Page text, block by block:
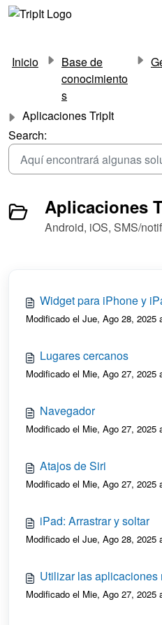
Saltar al contenido principal
Inicio
Base de
conocimiento
s
Aplicaciones TripIt
Search:
Aplicaciones
Android, iOS, SMS/
Widget para iPhone y
Modificado el Jue, Ago 28, 2025
Lugares cercanos
Modificado el Mie, Ago 27, 2025
Navegador
Modificado el Mie, Ago 27, 2025
Atajos de Siri
Modificado el Mie, Ago 27, 2025
iPad: Arrastrar y soltar
Modificado el Jue, Ago 28, 2025
Utilizar las
Modificado el Mie, Ago 27, 2025